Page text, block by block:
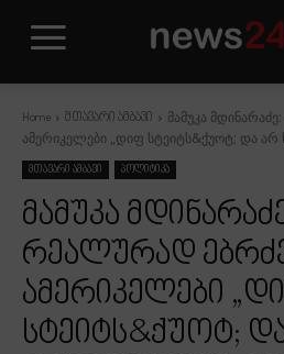
Home მთავარი ამბავი
მამუკა
ამერიკელები „დიფ სტეიტს&ქუოტ; და არ
მთავარი ამბავი პოლიტიკა
მამუკა
რეალურად
ამერიკელები
სტეიტს&ქუოტ;